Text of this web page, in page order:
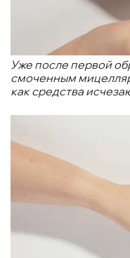
Уже после первой
смоченным
как средства